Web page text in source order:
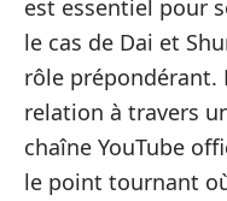
est essentiel pour
le cas de Dai et
rôle prépondérant.
relation à travers
chaîne YouTube
le point tournant